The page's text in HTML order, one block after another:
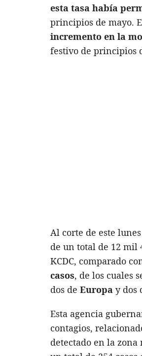
esta tasa había
principios de mayo.
incremento en la
festivo de principios
Al corte de este
de un total de 12 mil
KCDC, comparado
casos, de los cuales
dos de Europa y dos
Esta agencia
contagios,
detectado en la